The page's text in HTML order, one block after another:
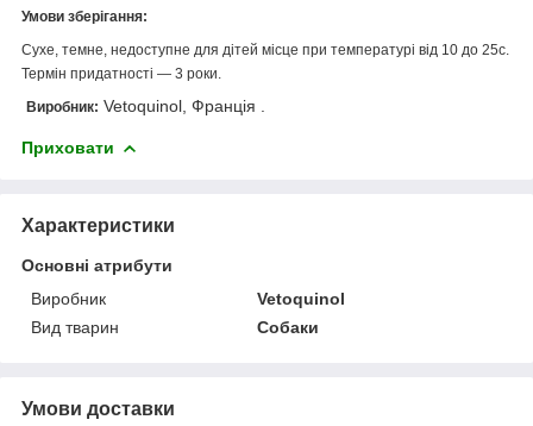
Умови зберігання:
Сухе, темне, недоступне для дітей місце при температурі від 10 до 25с.
Термін придатності — 3 роки.
Виробник: Vetoquinol, Франція .
Приховати
Характеристики
Основні атрибути
Виробник
Vetoquinol
Вид тварин
Собаки
Умови доставки